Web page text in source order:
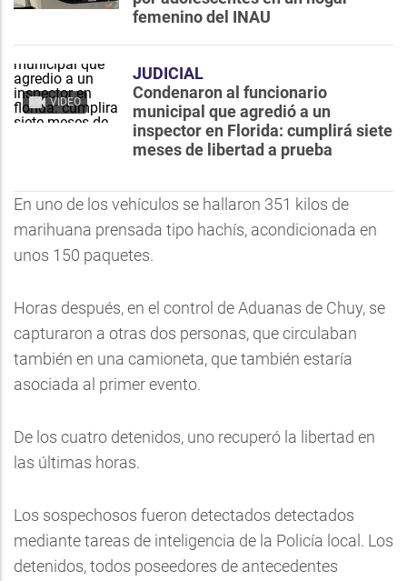
femenino del INAU
VIDEO
JUDICIAL
Condenaron al funcionario
municipal que agredió a un
inspector en Florida: cumplirá siete
meses de libertad a prueba
En uno de los vehículos se hallaron 351 kilos de
marihuana prensada tipo hachís, acondicionada en
unos 150 paquetes.
Horas después, en el control de Aduanas de Chuy, se
capturaron a otras dos personas, que circulaban
también en una camioneta, que también estaría
asociada al primer evento.
De los cuatro detenidos, uno recuperó la libertad en
las últimas horas.
Los sospechosos fueron detectados detectados
mediante tareas de inteligencia de la Policía local. Los
detenidos, todos poseedores de antecedentes